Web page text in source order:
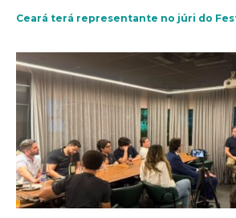
Ceará terá representante no júri do